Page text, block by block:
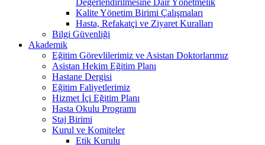
Kalite Yönetim Birimi Çalışmaları
Hasta, Refakatçi ve Ziyaret Kuralları
Bilgi Güvenliği
Akademik
Eğitim Görevlilerimiz ve Asistan Doktorlarımız
Asistan Hekim Eğitim Planı
Hastane Dergisi
Eğitim Faliyetlerimiz
Hizmet İçi Eğitim Planı
Hasta Okulu Programı
Staj Birimi
Kurul ve Komiteler
Etik Kurulu